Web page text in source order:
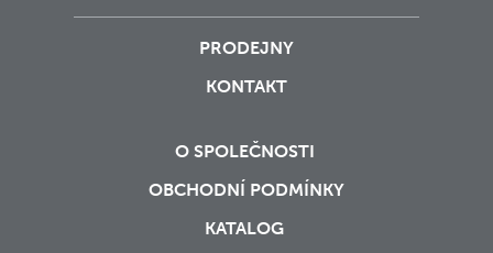
PRODEJNY
KONTAKT
O SPOLEČNOSTI
OBCHODNÍ PODMÍNKY
KATALOG